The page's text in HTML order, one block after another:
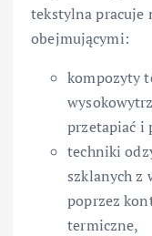
tekstylna pracuje
obejmującymi:
kompozyty
przetapiać i
techniki
szklanych z
poprzez
termiczne,